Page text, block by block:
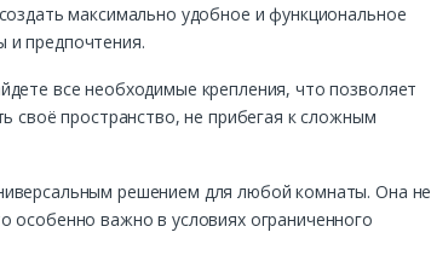
максимально удобное и функциональное
и предпочтения.
все необходимые крепления, что позволяет
своё пространство, не прибегая к сложным
решением для любой комнаты. Она не
особенно важно в условиях ограниченного